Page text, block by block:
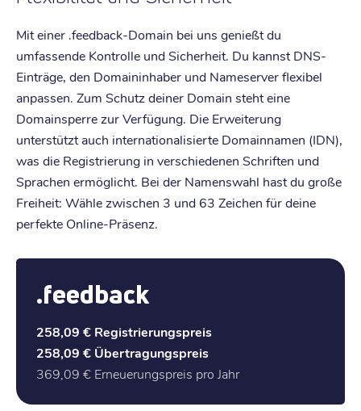
Mit einer .feedback-Domain bei uns genießt du
umfassende Kontrolle und Sicherheit. Du kannst DNS-
Einträge, den Domaininhaber und Nameserver flexibel
anpassen. Zum Schutz deiner Domain steht eine
Domainsperre zur Verfügung. Die Erweiterung
unterstützt auch internationalisierte Domainnamen (IDN),
was die Registrierung in verschiedenen Schriften und
Sprachen ermöglicht. Bei der Namenswahl hast du große
Freiheit: Wähle zwischen 3 und 63 Zeichen für deine
perfekte Online-Präsenz.
.feedback
258,09 € Registrierungspreis
258,09 € Übertragungspreis
369,09 € Erneuerungspreis pro Jahr